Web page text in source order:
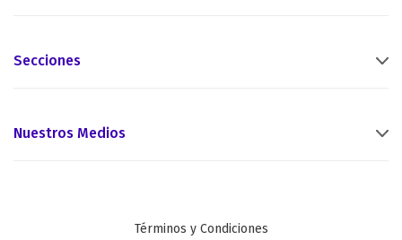
Secciones
Nuestros Medios
Términos y Condiciones